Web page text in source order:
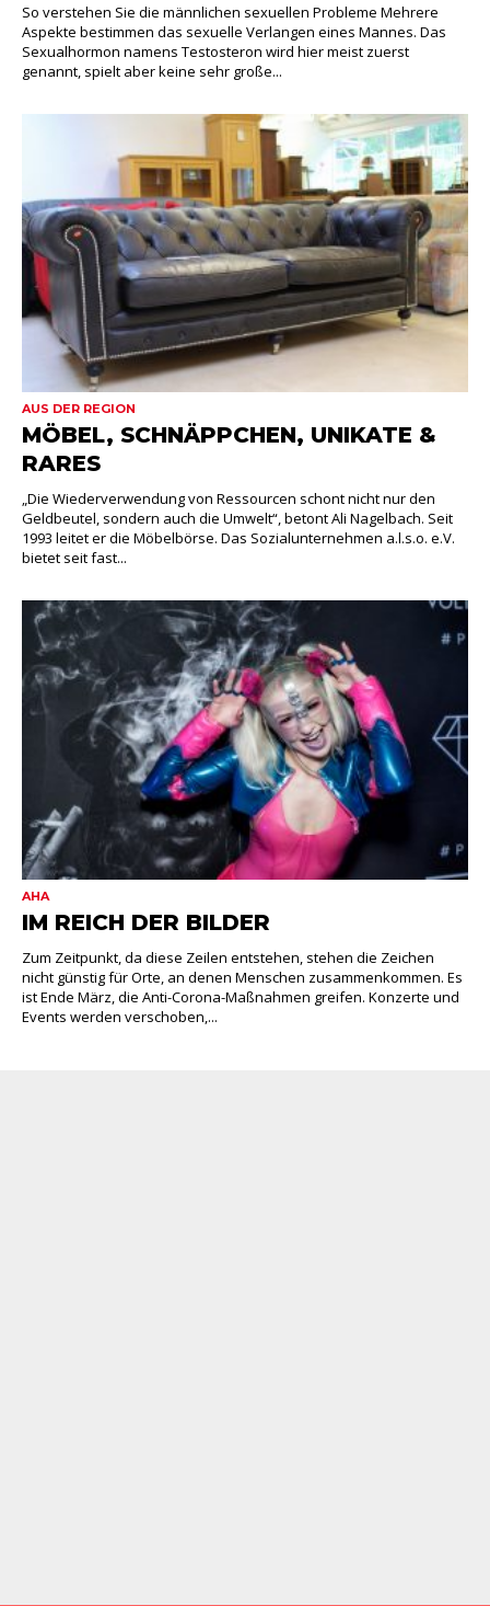
So verstehen Sie die männlichen sexuellen Probleme Mehrere
Aspekte bestimmen das sexuelle Verlangen eines Mannes. Das
Sexualhormon namens Testosteron wird hier meist zuerst
genannt, spielt aber keine sehr große...
AUS DER REGION
MÖBEL, SCHNÄPPCHEN, UNIKATE &
RARES
„Die Wiederverwendung von Ressourcen schont nicht nur den
Geldbeutel, sondern auch die Umwelt“, betont Ali Nagelbach. Seit
1993 leitet er die Möbelbörse. Das Sozialunternehmen a.l.s.o. e.V.
bietet seit fast...
AHA
IM REICH DER BILDER
Zum Zeitpunkt, da diese Zeilen entstehen, stehen die Zeichen
nicht günstig für Orte, an denen Menschen zusammenkommen. Es
ist Ende März, die Anti-Corona-Maßnahmen greifen. Konzerte und
Events werden verschoben,...